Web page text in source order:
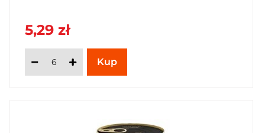
5,29 zł